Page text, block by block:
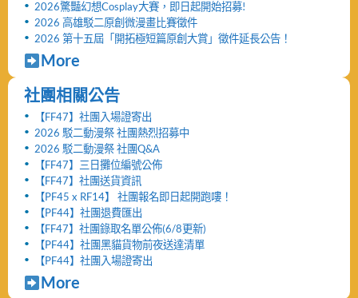
2026驚豔幻想Cosplay大賽，即日起開始招募!
2026 高雄駁二原創微漫畫比賽徵件
2026 第十五屆「開拓極短篇原創大賞」徵件延長公告！
More
社團相關公告
【FF47】社團入場證寄出
2026 駁二動漫祭 社團熱烈招募中
2026 駁二動漫祭 社團Q&A
【FF47】三日攤位編號公佈
【FF47】社團送貨資訊
【PF45 x RF14】 社團報名即日起開跑嘍！
【PF44】社團退費匯出
【FF47】社團錄取名單公佈(6/8更新)
【PF44】社團黑貓貨物前夜送達清單
【PF44】社團入場證寄出
More